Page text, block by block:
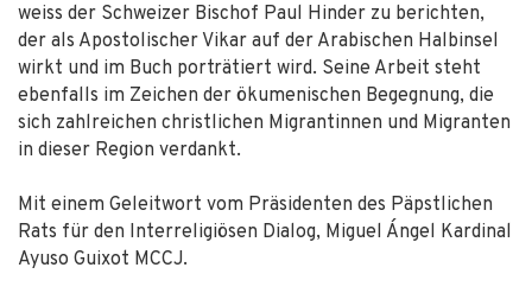
weiss der Schweizer Bischof Paul Hinder zu berichten,
der als Apostolischer Vikar auf der Arabischen Halbinsel
wirkt und im Buch porträtiert wird. Seine Arbeit steht
ebenfalls im Zeichen der ökumenischen Begegnung, die
sich zahlreichen christlichen Migrantinnen und Migranten
in dieser Region verdankt.
Mit einem Geleitwort vom Präsidenten des Päpstlichen
Rats für den Interreligiösen Dialog, Miguel Ángel Kardinal
Ayuso Guixot MCCJ.